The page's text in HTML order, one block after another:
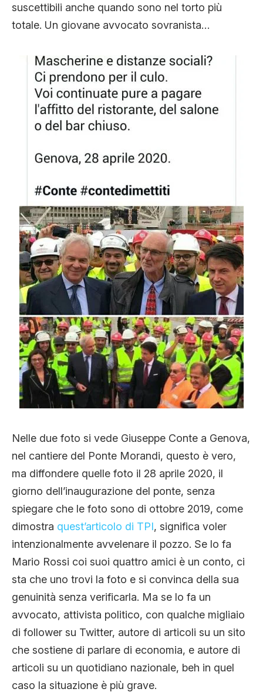
suscettibili anche quando sono nel torto più
totale. Un giovane avvocato sovranista…
Nelle due foto si vede Giuseppe Conte a Genova,
nel cantiere del Ponte Morandi, questo è vero,
ma diffondere quelle foto il 28 aprile 2020, il
giorno dell’inaugurazione del ponte, senza
spiegare che le foto sono di ottobre 2019, come
dimostra quest’articolo di TPI, significa voler
intenzionalmente avvelenare il pozzo. Se lo fa
Mario Rossi coi suoi quattro amici è un conto, ci
sta che uno trovi la foto e si convinca della sua
genuinità senza verificarla. Ma se lo fa un
avvocato, attivista politico, con qualche migliaio
di follower su Twitter, autore di articoli su un sito
che sostiene di parlare di economia, e autore di
articoli su un quotidiano nazionale, beh in quel
caso la situazione è più grave.